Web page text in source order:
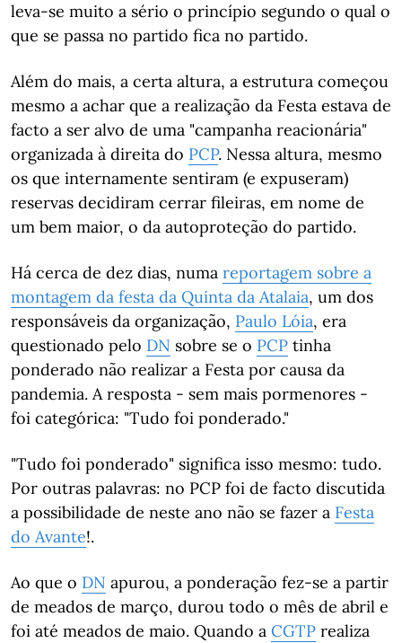
leva-se muito a sério o princípio segundo o qual o
que se passa no partido fica no partido.
Além do mais, a certa altura, a estrutura começou
mesmo a achar que a realização da Festa estava de
facto a ser alvo de uma "campanha reacionária"
organizada à direita do PCP. Nessa altura, mesmo
os que internamente sentiram (e expuseram)
reservas decidiram cerrar fileiras, em nome de
um bem maior, o da autoproteção do partido.
Há cerca de dez dias, numa reportagem sobre a
montagem da festa da Quinta da Atalaia, um dos
responsáveis da organização, Paulo Lóia, era
questionado pelo DN sobre se o PCP tinha
ponderado não realizar a Festa por causa da
pandemia. A resposta - sem mais pormenores -
foi categórica: "Tudo foi ponderado."
"Tudo foi ponderado" significa isso mesmo: tudo.
Por outras palavras: no PCP foi de facto discutida
a possibilidade de neste ano não se fazer a Festa
do Avante!.
Ao que o DN apurou, a ponderação fez-se a partir
de meados de março, durou todo o mês de abril e
foi até meados de maio. Quando a CGTP realiza